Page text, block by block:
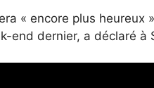
« encore plus
end dernier, a déclaré à